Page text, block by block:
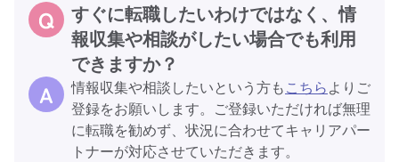
すぐに転職したいわけではなく、情
報収集や相談がしたい場合でも利用
できますか？
情報収集や相談したいという方もこちらよりご
登録をお願いします。ご登録いただければ無理
に転職を勧めず、状況に合わせてキャリアパー
トナーが対応させていただきます。